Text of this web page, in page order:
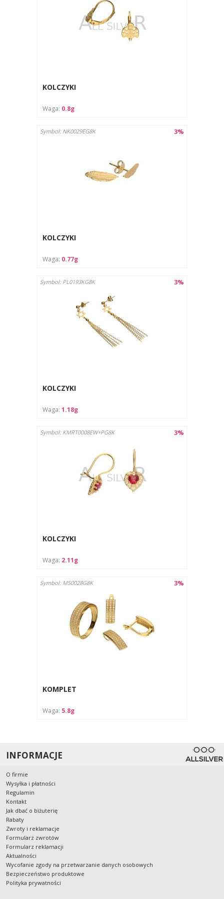
KOLCZYKI
Waga: 0.8g
3%
Symbol: NK0029EG8K
KOLCZYKI
Waga: 0.77g
3%
Symbol: PL0193KG8K
KOLCZYKI
Waga: 1.18g
3%
Symbol: KMRT0008EW+PG8K
KOLCZYKI
Waga: 2.11g
3%
Symbol: MS0028G8K
KOMPLET
Waga: 5.8g
INFORMACJE
O firmie
Wysyłka i płatności
Regulamin
Kontakt
Jak dbać o biżuterię
Rabaty
Zwroty i reklamacje
Formularz zwrotów
Formularz reklamacji
Aktualności
Wycofanie zgody na przetwarzanie danych osobowych
Bezpieczeństwo produktowe
Polityka prywatności